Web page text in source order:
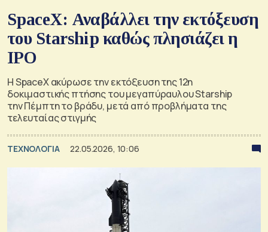
SpaceX: Αναβάλλει την εκτόξευση
του Starship καθώς πλησιάζει η
IPO
Η SpaceX ακύρωσε την εκτόξευση της 12η
δοκιμαστικής πτήσης του μεγαπύραυλου Starship
την Πέμπτη το βράδυ, μετά από προβλήματα της
τελευταίας στιγμής
ΤΕΧΝΟΛΟΓΙΑ 22.05.2026, 10:06